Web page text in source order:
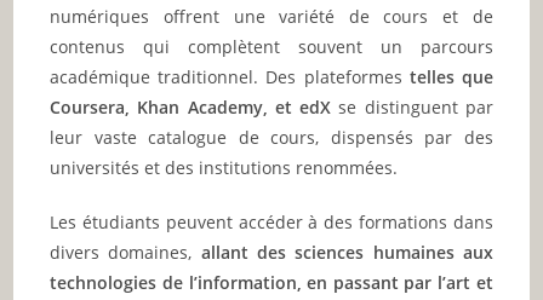
numériques offrent une variété de cours et de
contenus qui complètent souvent un parcours
académique traditionnel. Des plateformes telles que
Coursera, Khan Academy, et edX se distinguent par
leur vaste catalogue de cours, dispensés par des
universités et des institutions renommées.
Les étudiants peuvent accéder à des formations dans
divers domaines, allant des sciences humaines aux
technologies de l’information, en passant par l’art et